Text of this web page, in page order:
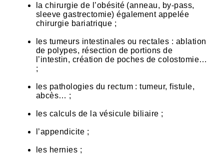
la chirurgie de l’obésité (anneau, by-pass,
sleeve gastrectomie) également appelée
chirurgie bariatrique ;
les tumeurs intestinales ou rectales : ablation
de polypes, résection de portions de
l’intestin, création de poches de colostomie…
;
les pathologies du rectum : tumeur, fistule,
abcès… ;
les calculs de la vésicule biliaire ;
l’appendicite ;
les hernies ;